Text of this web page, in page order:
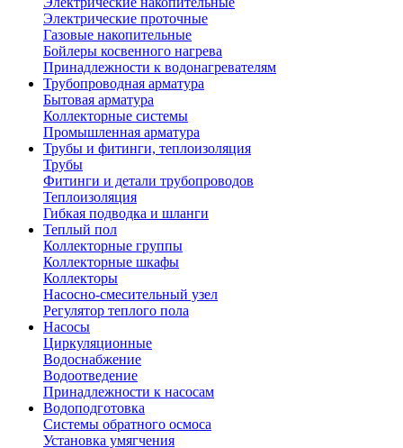
Электрические проточные
Газовые накопительные
Бойлеры косвенного нагрева
Принадлежности к водонагревателям
Трубопроводная арматура
Бытовая арматура
Коллекторные системы
Промышленная арматура
Трубы и фитинги, теплоизоляция
Трубы
Фитинги и детали трубопроводов
Теплоизоляция
Гибкая подводка и шланги
Теплый пол
Коллекторные группы
Коллекторные шкафы
Коллекторы
Насосно-смесительный узел
Регулятор теплого пола
Насосы
Циркуляционные
Водоснабжение
Водоотведение
Принадлежности к насосам
Водоподготовка
Системы обратного осмоса
Установка умягчения